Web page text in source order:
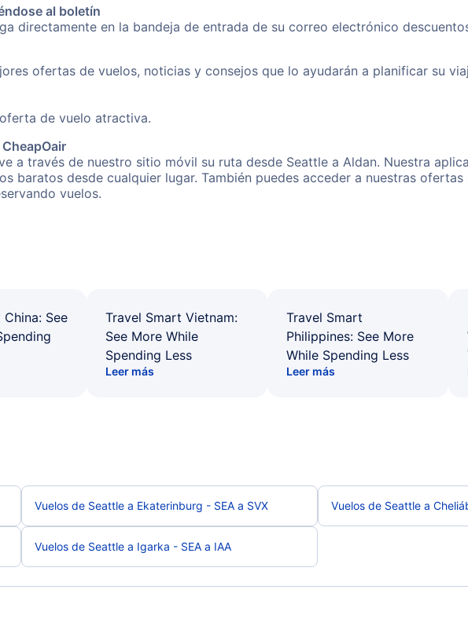
al boletín
directamente en la bandeja de entrada de su correo electrónico
ofertas de vuelos, noticias y consejos que lo ayudarán a planificar su
de vuelo atractiva.
a través de nuestro sitio móvil su ruta desde Seattle a Aldan. Nuestra
baratos desde cualquier lugar. También puedes acceder a nuestras
vuelos.
See
Travel Smart Vietnam:
See More While
Spending Less
Leer más
Travel Smart
Philippines: See More
While Spending Less
Leer más
Vuelos de Seattle a Ekaterinburg - SEA a SVX Vuelos de Seattle a
Vuelos de Seattle a Igarka - SEA a IAA